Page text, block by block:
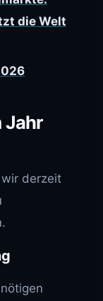
die Welt
Jahr
derzeit